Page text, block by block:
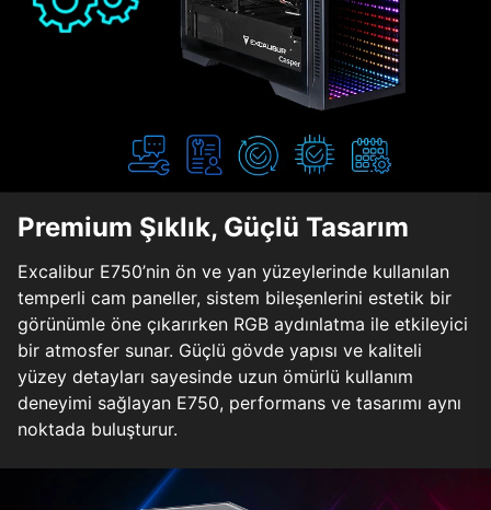
Premium Şıklık, Güçlü Tasarım
Excalibur E750’nin ön ve yan yüzeylerinde kullanılan
temperli cam paneller, sistem bileşenlerini estetik bir
görünümle öne çıkarırken RGB aydınlatma ile etkileyici
bir atmosfer sunar. Güçlü gövde yapısı ve kaliteli
yüzey detayları sayesinde uzun ömürlü kullanım
deneyimi sağlayan E750, performans ve tasarımı aynı
noktada buluşturur.